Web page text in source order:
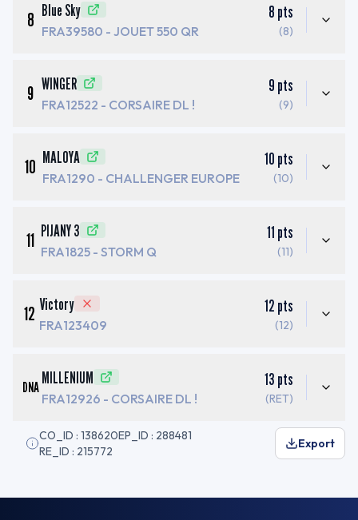
8 Blue Sky
FRA39580 - JOUET 550 QR
8 pts
(8)
9 WINGER
FRA12522 - CORSAIRE DL !
9 pts
(9)
10 MALOYA
FRA1290 - CHALLENGER EUROPE
10 pts
(10)
11 PIJANY 3
FRA1825 - STORM Q
11 pts
(11)
12 Victory
FRA123409
12 pts
(12)
DNA MILLENIUM
FRA12926 - CORSAIRE DL !
13 pts
(RET)
CO_ID : 138620EP_ID : 288481
RE_ID : 215772
Export